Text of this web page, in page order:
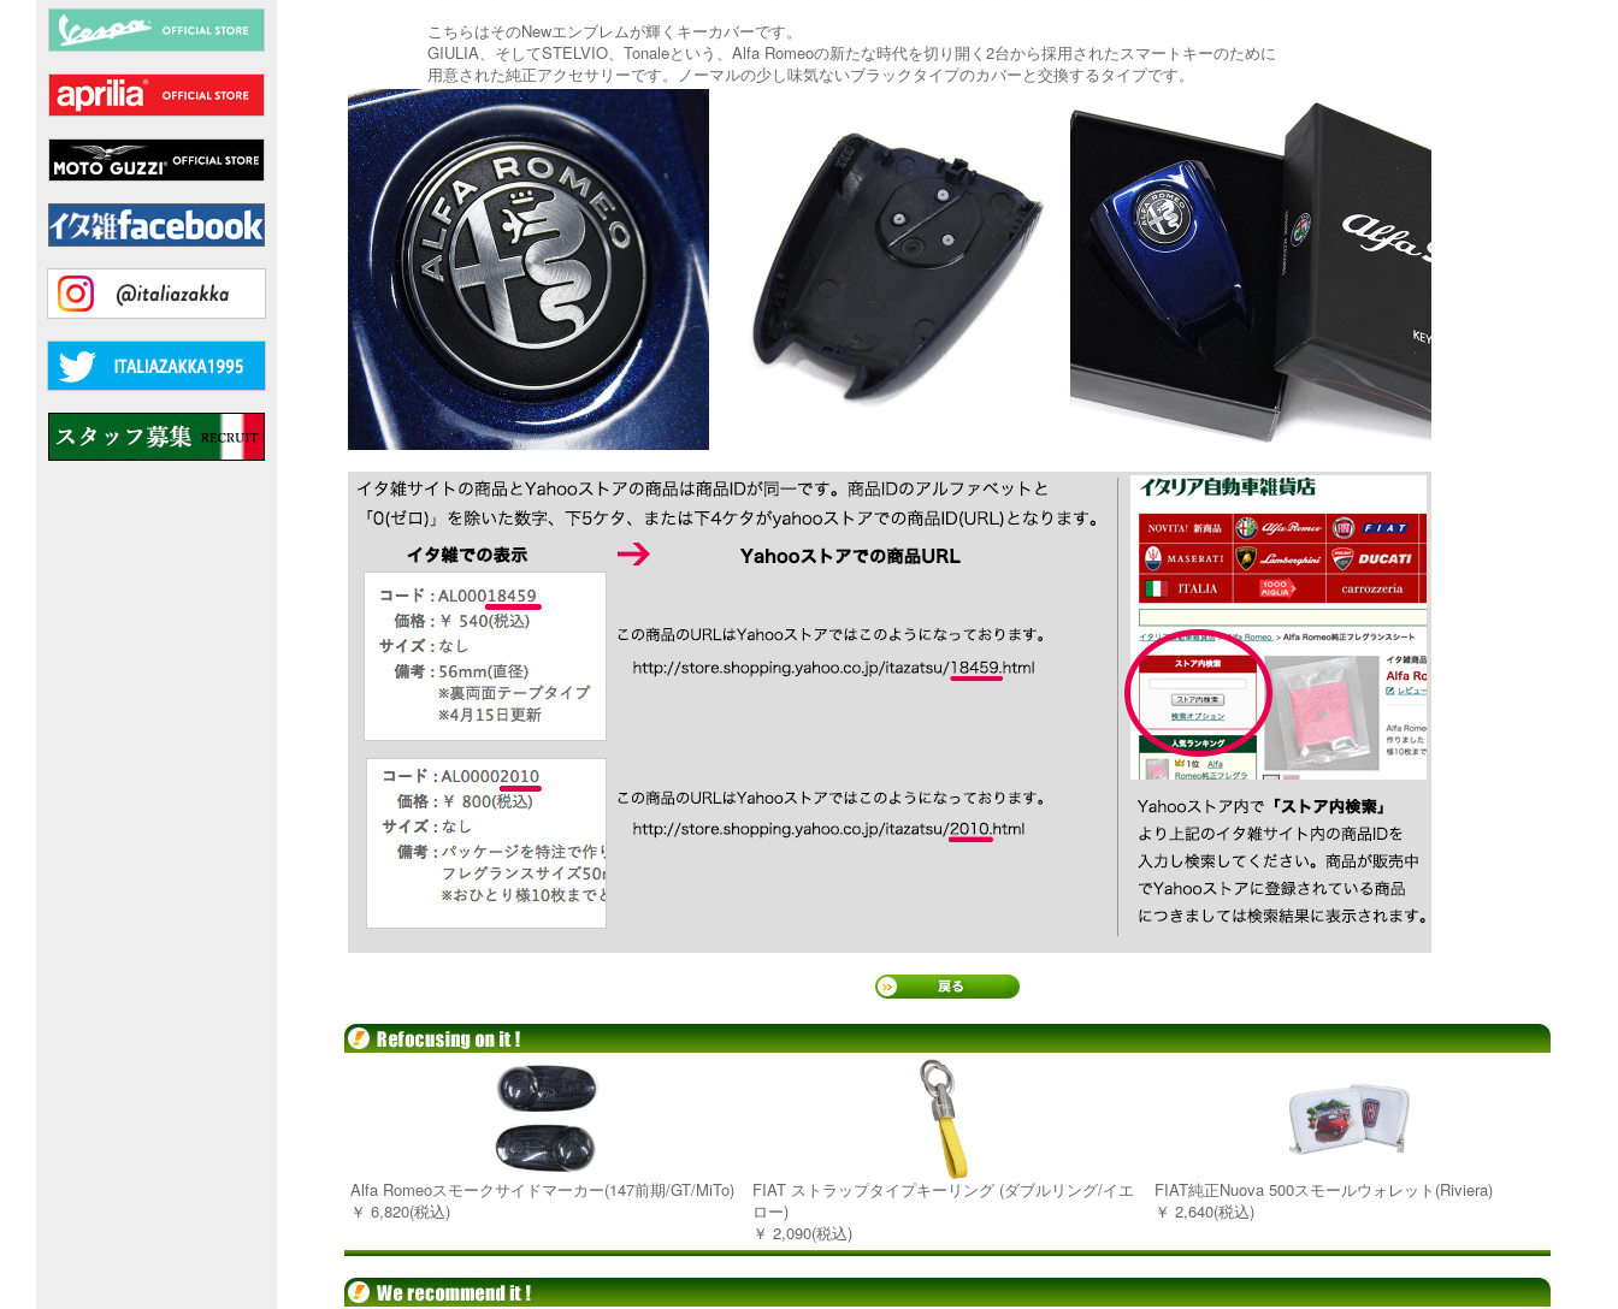
こちらはそのNewエンブレムが輝くキーカバーです。
GIULIA、そしてSTELVIO、Tonaleという、Alfa Romeoの新たな時代を切り開く2台から採用されたスマートキーのために
用意された純正アクセサリーです。ノーマルの少し味気ないブラックタイプのカバーと交換するタイプです。
Alfa Romeoスモークサイドマーカー(147前期/GT/MiTo)
￥ 6,820(税込)
FIAT ストラップタイプキーリング (ダブルリング/イエ
ロー)
￥ 2,090(税込)
FIAT純正Nuova 500スモールウォレット(Riviera)
￥ 2,640(税込)